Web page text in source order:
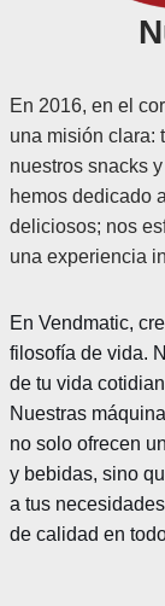
En 2016, en el
una misión clara:
nuestros snacks
hemos dedicado
deliciosos; nos
una experiencia
En Vendmatic,
filosofía de vida.
de tu vida
Nuestras
no solo ofrecen
y bebidas, sino
a tus
de calidad en